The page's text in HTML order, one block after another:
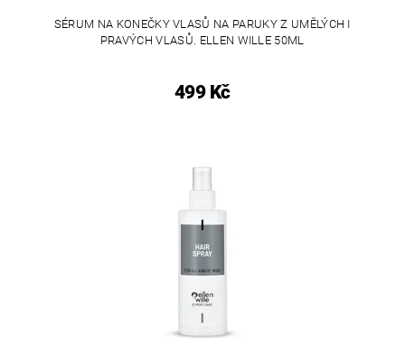
SÉRUM NA KONEČKY VLASŮ NA PARUKY Z UMĚLÝCH I
PRAVÝCH VLASŮ. ELLEN WILLE 50ML
499 Kč